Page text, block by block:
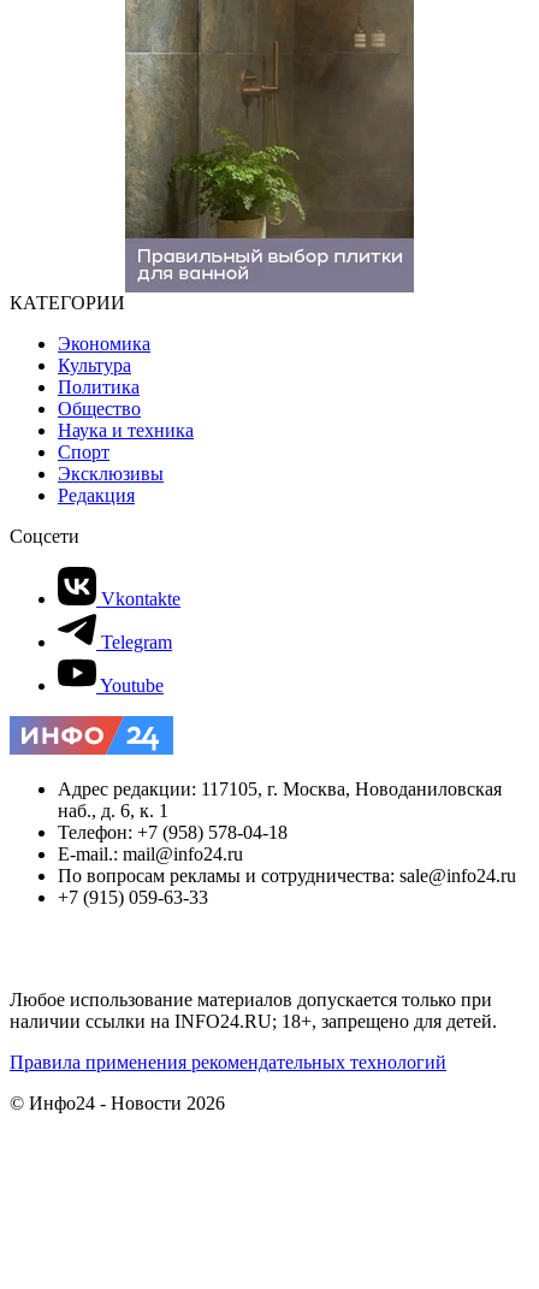
КАТЕГОРИИ
Экономика
Культура
Политика
Общество
Наука и техника
Спорт
Эксклюзивы
Редакция
Соцсети
Vkontakte
Telegram
Youtube
Адрес редакции: 117105, г. Москва, Новоданиловская
наб., д. 6, к. 1
Телефон: +7 (958) 578-04-18
E-mail.: mail@info24.ru
По вопросам рекламы и сотрудничества: sale@info24.ru
+7 (915) 059-63-33
Любое использование материалов допускается только при
наличии ссылки на INFO24.RU; 18+, запрещено для детей.
Правила применения рекомендательных технологий
© Инфо24 - Новости 2026